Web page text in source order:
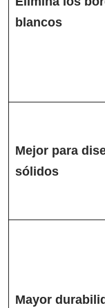
blancos
Mejor para
sólidos
Mayor